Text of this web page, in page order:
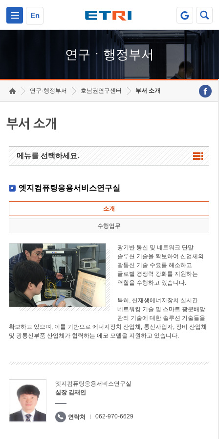
En
연구ㆍ행정부서
연구·행정부서 호남권연구센터 부서 소개
부서 소개
메뉴를 선택하세요.
엣지컴퓨팅응용서비스연구실
소개
수행업무
광기반 통신 및 네트워크 단말
솔루션 기술을 확보하여 산업체의
광통신 기술 수요를 해소하고
글로벌 경쟁력 강화를 지원하는
역할을 수행하고 있습니다.
특히, 신재생에너지장치 실시간
네트워킹 기술 및 스마트 광분배망
관리 기술에 대한 솔루션 기술들을
확보하고 있으며, 이를 기반으로 에너지장치 산업체, 통신사업자, 장비 산업체
및 광통신부품 산업체가 협력하는 에코 모델을 지원하고 있습니다.
엣지컴퓨팅응용서비스연구실
실장 김재인
연락처 062-970-6629